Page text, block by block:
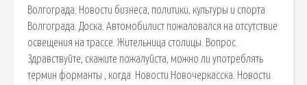
Волгограда. Новости бизнеса, политики, культуры и спорта
Волгограда. Доска. Автомобилист пожаловался на отсутствие
освещения на трассе. Жительница столицы. Вопрос.
Здравствуйте, скажите пожалуйста, можно ли употреблять
термин форманты , когда. Новости Новочеркасска. Новости